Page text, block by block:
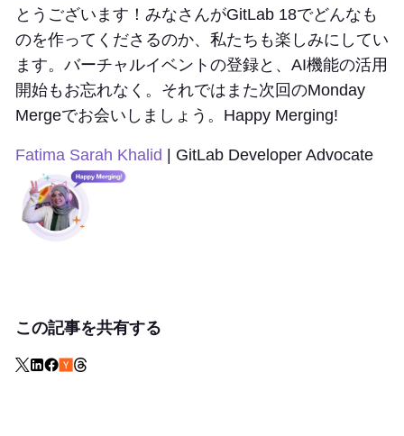
とうございます！みなさんがGitLab 18でどんなも
のを作ってくださるのか、私たちも楽しみにしてい
ます。バーチャルイベントの登録と、AI機能の活用
開始もお忘れなく。それではまた次回のMonday
Mergeでお会いしましょう。Happy Merging!
Fatima Sarah Khalid | GitLab Developer Advocate
この記事を共有する